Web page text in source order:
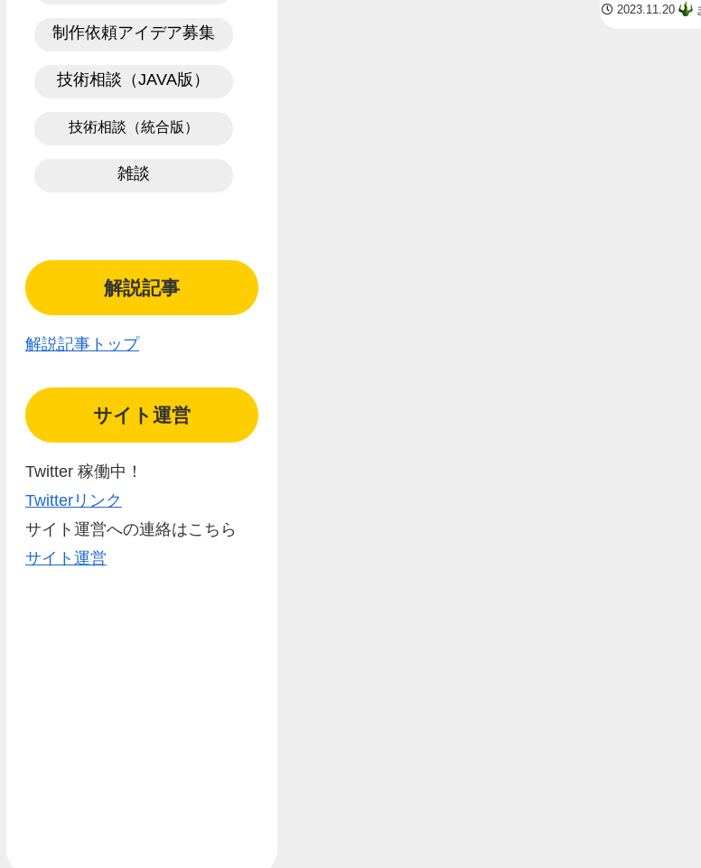
2023.11.20
制作依頼アイデア募集
技術相談（JAVA版）
技術相談（統合版）
雑談
解説記事
解説記事トップ
サイト運営
Twitter 稼働中！
Twitterリンク
サイト運営への連絡はこちら
サイト運営